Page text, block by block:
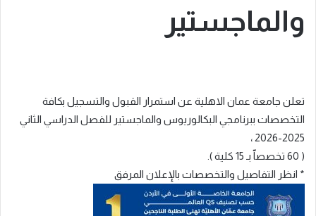
والماجستير
تعلن جامعة عمان الاهلية عن استمرار القبول والتسجيل بكافة
التخصصات ببرنامجي البكالوريوس والماجستير للفصل الدراسي الثاني
2025-2026 ،
( 60 تخصصاّ بـ 15 كلية ).
* انظر التفاصيل والتخصصات بالإعلان المرفق